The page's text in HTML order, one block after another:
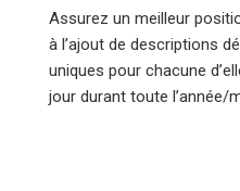
Assurez un meilleur
à l’ajout de descriptions
uniques pour chacune
jour durant toute l’année/